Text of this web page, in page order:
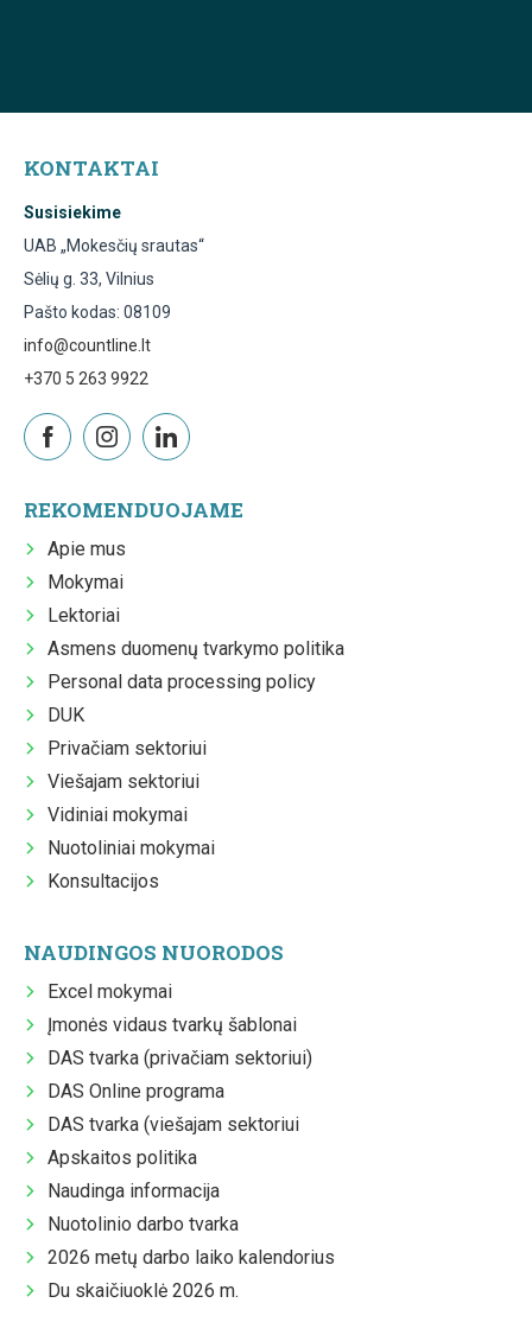
KONTAKTAI
Susisiekime
UAB „Mokesčių srautas“
Sėlių g. 33, Vilnius
Pašto kodas: 08109
info@countline.lt
+370 5 263 9922
REKOMENDUOJAME
Apie mus
Mokymai
Lektoriai
Asmens duomenų tvarkymo politika
Personal data processing policy
DUK
Privačiam sektoriui
Viešajam sektoriui
Vidiniai mokymai
Nuotoliniai mokymai
Konsultacijos
NAUDINGOS NUORODOS
Excel mokymai
Įmonės vidaus tvarkų šablonai
DAS tvarka (privačiam sektoriui)
DAS Online programa
DAS tvarka (viešajam sektoriui
Apskaitos politika
Naudinga informacija
Nuotolinio darbo tvarka
2026 metų darbo laiko kalendorius
Du skaičiuoklė 2026 m.